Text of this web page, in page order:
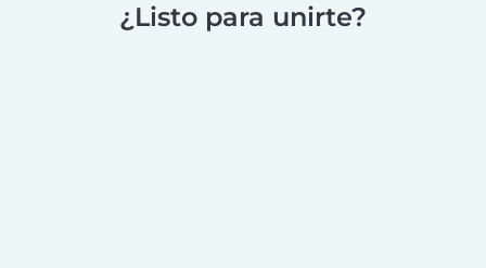
¿Listo para unirte?